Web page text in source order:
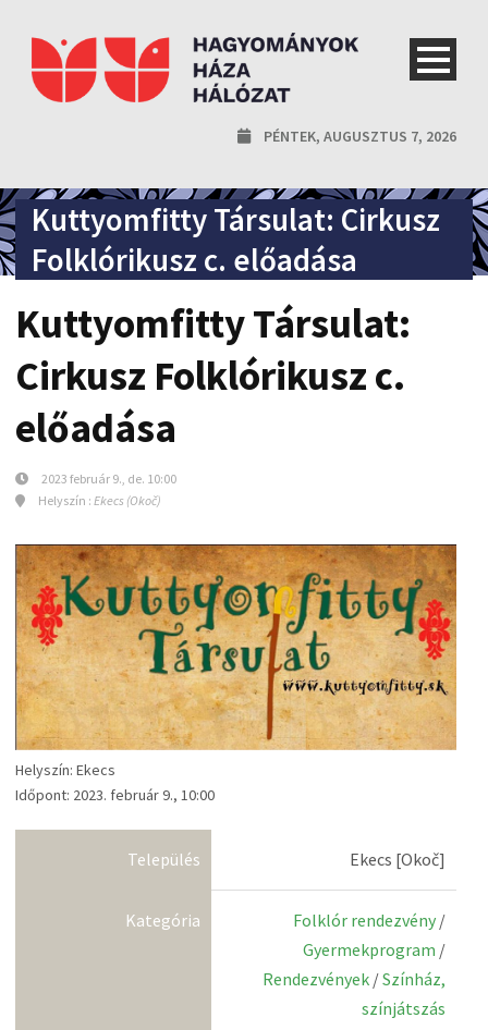
PÉNTEK, AUGUSZTUS 7, 2026
Kuttyomfitty Társulat: Cirkusz
Folklórikusz c. előadása
Kuttyomfitty Társulat:
Cirkusz Folklórikusz c.
előadása
2023 február 9., de. 10:00
Helyszín : Ekecs (Okoč)
Helyszín: Ekecs
Időpont: 2023. február 9., 10:00
Település Ekecs [Okoč]
Kategória Folklór rendezvény /
Gyermekprogram /
Rendezvények /Színház,
színjátszás